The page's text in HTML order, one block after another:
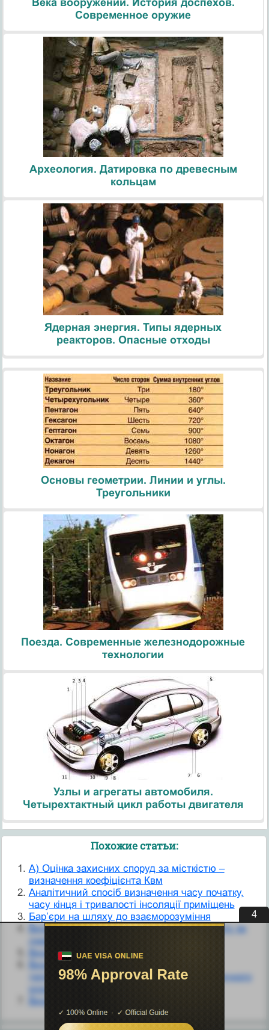
Современное оружие
Археология. Датировка по древесным
кольцам
Ядерная энергия. Типы ядерных
реакторов. Опасные отходы
Основы геометрии. Линии и углы.
Треугольники
Поезда. Современные железнодорожные
технологии
Узлы и агрегаты автомобиля.
Четырехтактный цикл работы двигателя
Похожие статьи:
А) Оцінка захисних споруд за місткістю –
визначення коефіцієнта Квм
Аналітичний спосіб визначення часу початку,
часу кінця і тривалості інсоляції приміщень
Бар’єри на шляху до взаєморозуміння
Визначення вартості запозиченого капіталу як
джерела засобів підприємства
Визначення висоти фундаменту
Визначення відношення молярних
теплоємностей повітря методом адіабатичного
розширення
Визначення вмісту кальцію
3